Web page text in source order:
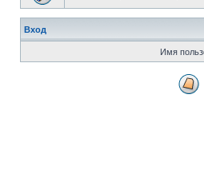
Вход
Имя